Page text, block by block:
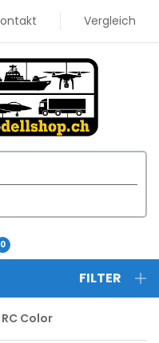
Vergleich
0
FILTER
RC Color